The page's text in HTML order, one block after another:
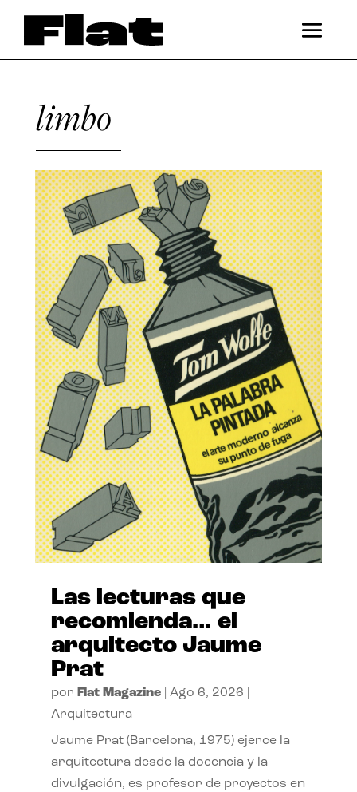
limbo
Las lecturas que
recomienda… el
arquitecto Jaume
Prat
por Flat Magazine| Ago 6, 2026
Arquitectura
Jaume Prat (Barcelona, 1975) ejerce la
arquitectura desde la docencia y la
divulgación, es profesor de proyectos en